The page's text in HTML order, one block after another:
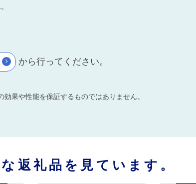
から行ってください。
果や性能を保証するものではありません。
返礼品を見ています。